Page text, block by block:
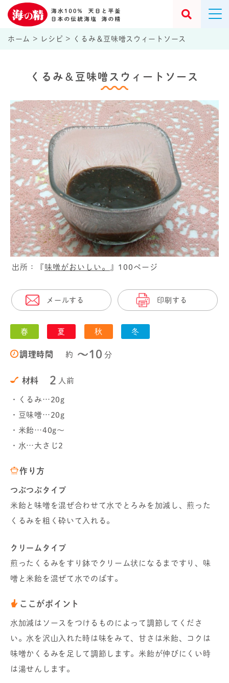
ホーム > レシピ > くるみ＆豆味噌スウィートソース
くるみ＆豆味噌スウィートソース
出所：『 味噌がおいしい。 』100ページ
メールする 印刷する
春 夏 秋 冬
調理時間 約 〜10 分
材料 2 人前
・くるみ…20g
・豆味噌…20g
・米飴…40g～
・水…大さじ2
作り方
つぶつぶタイプ
米飴と味噌を混ぜ合わせて水でとろみを加減し、煎った
くるみを粗く砕いて入れる。
クリームタイプ
煎ったくるみをすり鉢でクリーム状になるまですり、味
噌と米飴を混ぜて水でのばす。
ここがポイント
水加減はソースをつけるものによって調節してくださ
い。水を沢山入れた時は味をみて、甘さは米飴、コクは
味噌かくるみを足して調節します。米飴が伸びにくい時
は湯せんします。